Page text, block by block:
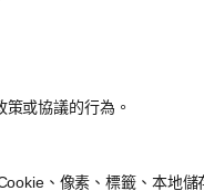
或協議的行為。
、像素、標籤、本地儲